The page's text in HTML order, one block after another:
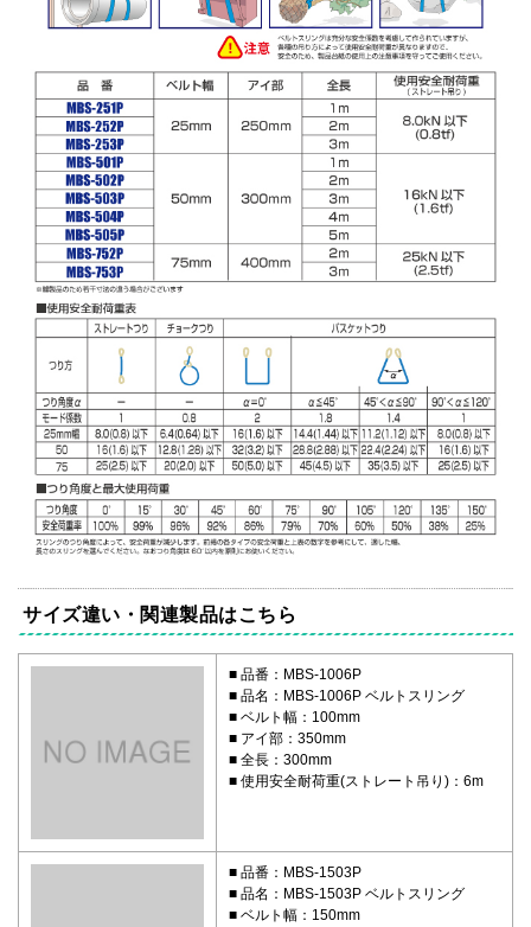
サイズ違い・関連製品はこちら
品番：MBS-1006P
品名：MBS-1006P ベルトスリング
ベルト幅：100mm
アイ部：350mm
全長：300mm
使用安全耐荷重(ストレート吊り)：6m
品番：MBS-1503P
品名：MBS-1503P ベルトスリング
ベルト幅：150mm